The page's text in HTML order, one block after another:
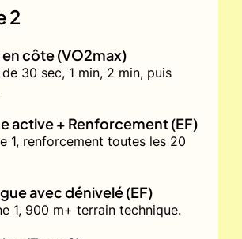
2
en côte (VO2max)
30 sec, 1 min, 2 min, puis
active + Renforcement (EF)
1, renforcement toutes les 20
avec dénivelé (EF)
1, 900 m+ terrain technique.